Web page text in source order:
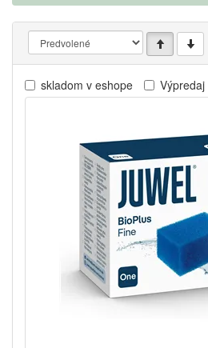
skladom v eshope Výpredaj